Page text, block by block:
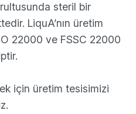
steril bir
LiquA’nın üretim
22000 ve FSSC 22000
için üretim tesisimizi